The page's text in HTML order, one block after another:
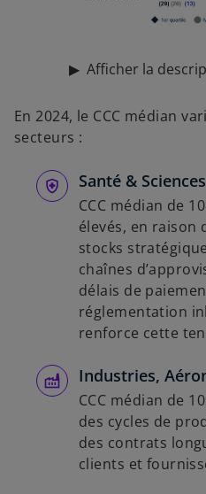
▶ Afficher la
En 2024, le CCC médian
secteurs :
Santé &
CCC médian de
élevés, en raison
stocks
chaînes
délais de
réglementation
renforce cette
Industries,
CCC médian de
des cycles de
des contrats
clients et